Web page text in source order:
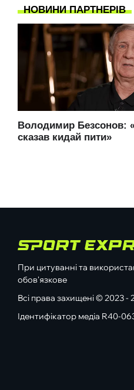
При цитуванні та
обов'язкове
Всі права захищені © 2023
Ідентифікатор медіа R40-